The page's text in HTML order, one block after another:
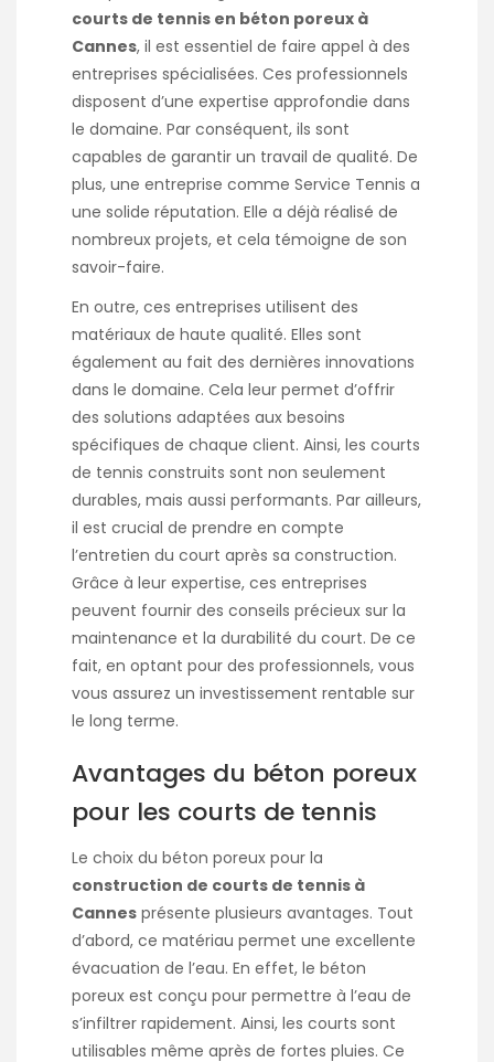
courts de tennis en béton poreux à
Cannes, il est essentiel de faire appel à des
entreprises spécialisées. Ces professionnels
disposent d’une expertise approfondie dans
le domaine. Par conséquent, ils sont
capables de garantir un travail de qualité. De
plus, une entreprise comme Service Tennis a
une solide réputation. Elle a déjà réalisé de
nombreux projets, et cela témoigne de son
savoir-faire.
En outre, ces entreprises utilisent des
matériaux de haute qualité. Elles sont
également au fait des dernières innovations
dans le domaine. Cela leur permet d’offrir
des solutions adaptées aux besoins
spécifiques de chaque client. Ainsi, les courts
de tennis construits sont non seulement
durables, mais aussi performants. Par ailleurs,
il est crucial de prendre en compte
l’entretien du court après sa construction.
Grâce à leur expertise, ces entreprises
peuvent fournir des conseils précieux sur la
maintenance et la durabilité du court. De ce
fait, en optant pour des professionnels, vous
vous assurez un investissement rentable sur
le long terme.
Avantages du béton poreux
pour les courts de tennis
Le choix du béton poreux pour la
construction de courts de tennis à
Cannes présente plusieurs avantages. Tout
d’abord, ce matériau permet une excellente
évacuation de l’eau. En effet, le béton
poreux est conçu pour permettre à l’eau de
s’infiltrer rapidement. Ainsi, les courts sont
utilisables même après de fortes pluies. Ce